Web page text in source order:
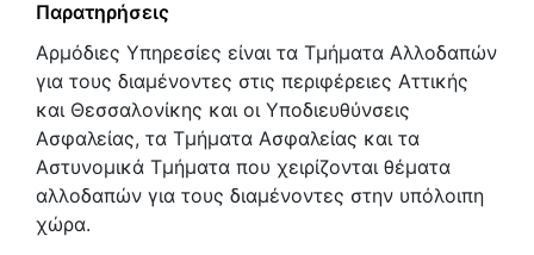
Παρατηρήσεις
Αρμόδιες Υπηρεσίες είναι τα Τμήματα Αλλοδαπών
για τους διαμένοντες στις περιφέρειες Αττικής
και Θεσσαλονίκης και οι Υποδιευθύνσεις
Ασφαλείας, τα Τμήματα Ασφαλείας και τα
Αστυνομικά Τμήματα που χειρίζονται θέματα
αλλοδαπών για τους διαμένοντες στην υπόλοιπη
χώρα.